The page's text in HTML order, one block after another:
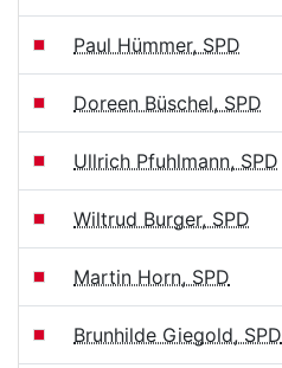
Paul Hümmer, SPD
Doreen Büschel, SPD
Ullrich Pfuhlmann, SPD
Wiltrud Burger, SPD
Martin Horn, SPD
Brunhilde Giegold, SPD